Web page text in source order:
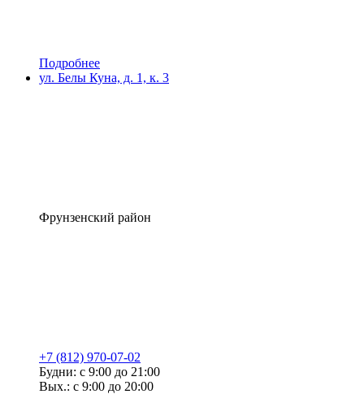
Подробнее
ул. Белы Куна, д. 1, к. 3
Фрунзенский район
+7 (812) 970-07-02
Будни: с 9:00 до 21:00
Вых.: с 9:00 до 20:00